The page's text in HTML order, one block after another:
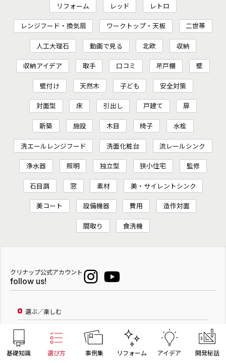
基礎知識 選び方 事例集 リフォーム アイデア 開発秘話
リフォーム レッド レトロ
レンジフード・換気扇 ワークトップ・天板 二世帯
人工大理石 動画で見る 北欧 収納
収納アイデア 取手 口コミ 吊戸棚 壁
壁付け 天然木 子ども 安全対策
対面型 床 引出し 戸建て 扉
新築 施設 木目 椅子 水栓
洗エールレンジフード 洗面化粧台 流レールシンク
浄水器 照明 独立型 狭小住宅 監修
石目調 窓 素材 美・サイレントシンク
美コート 設備機器 費用 造作対面
間取り 食洗機
クリナップ公式アカウント
follow us!
選ぶ／楽しむ